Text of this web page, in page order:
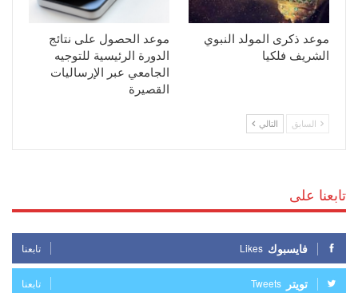
موعد ذكرى المولد النبوي
الشريف فلكيا
موعد الحصول على نتائج
الدورة الرئيسية للتوجيه
الجامعي عبر الإرساليات
القصيرة
السابق التالي
تابعنا على
فايسبوك Likes تابعنا
تويتر Tweets تابعنا